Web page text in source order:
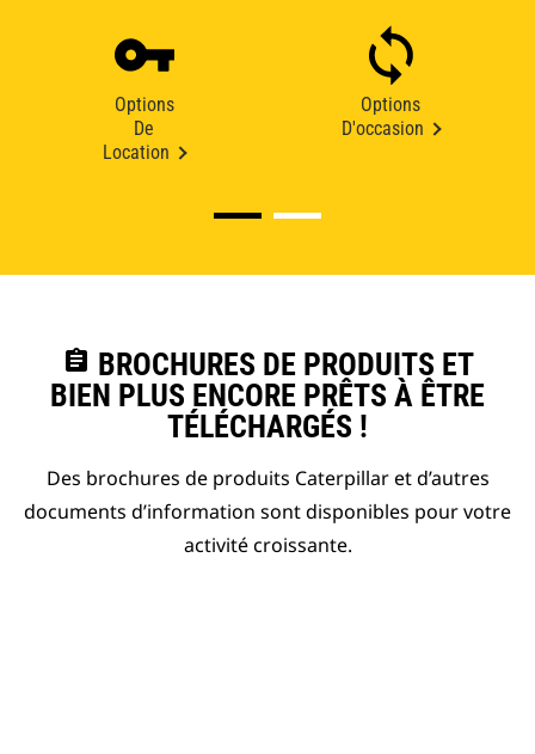
Options
De
Location
Options
D'occasion
assignment BROCHURES DE PRODUITS ET
BIEN PLUS ENCORE PRÊTS À ÊTRE
TÉLÉCHARGÉS !
Des brochures de produits Caterpillar et d’autres
documents d’information sont disponibles pour votre
activité croissante.